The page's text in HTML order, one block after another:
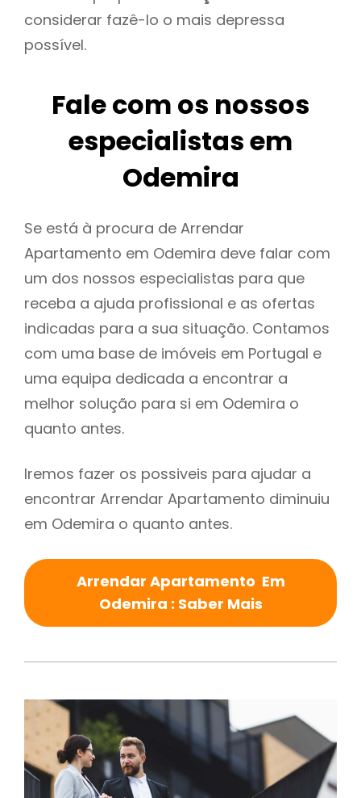
considerar fazê-lo o mais depressa
possível.
Fale com os nossos
especialistas em
Odemira
Se está à procura de Arrendar
Apartamento em Odemira deve falar com
um dos nossos especialistas para que
receba a ajuda profissional e as ofertas
indicadas para a sua situação. Contamos
com uma base de imóveis em Portugal e
uma equipa dedicada a encontrar a
melhor solução para si em Odemira o
quanto antes.
Iremos fazer os possiveis para ajudar a
encontrar Arrendar Apartamento diminuiu
em Odemira o quanto antes.
Arrendar Apartamento Em
Odemira : Saber Mais